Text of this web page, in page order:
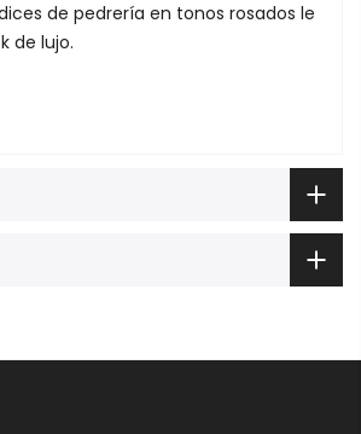
de pedrería en tonos rosados le
de lujo.